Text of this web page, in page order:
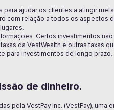
ajudar os clientes a atingir
com relação a todos os aspectos
Certos investimentos
da VestWealth e outras taxas
investimentos de longo
de dinheiro.
pela VestPay Inc. (VestPay), uma